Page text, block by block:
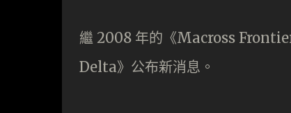
繼 2008 年的《Macross
Delta》公布新消息。